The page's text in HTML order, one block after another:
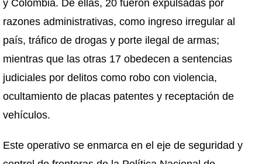
y Colombia. De ellas, 20 fueron expulsadas por
razones administrativas, como ingreso irregular al
país, tráfico de drogas y porte ilegal de armas;
mientras que las otras 17 obedecen a sentencias
judiciales por delitos como robo con violencia,
ocultamiento de placas patentes y receptación de
vehículos.
Este operativo se enmarca en el eje de seguridad y